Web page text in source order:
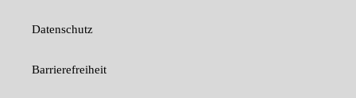
Datenschutz
Barrierefreiheit